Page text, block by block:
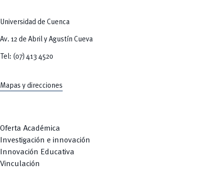
Universidad de Cuenca
Av. 12 de Abril y Agustín Cueva
Tel: (07) 413 4520
Mapas y direcciones
Oferta Académica
Investigación e innovación
Innovación Educativa
Vinculación